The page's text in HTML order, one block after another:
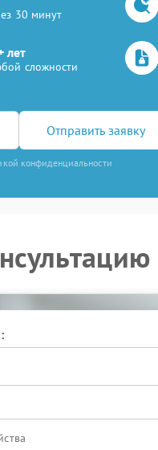
30 минут
лет
сложности
Отправить заявку
конфиденциальности